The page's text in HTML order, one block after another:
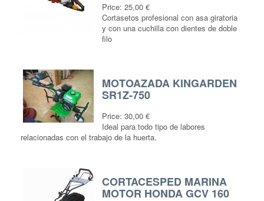
Price: 25,00 €
Cortasetos profesional con asa giratoria
y con una cuchilla con dientes de doble
filo
MOTOAZADA KINGARDEN
SR1Z-750
Price: 30,00 €
Ideal para todo tipo de labores
relacionadas con el trabajo de la huerta.
CORTACESPED MARINA
MOTOR HONDA GCV 160